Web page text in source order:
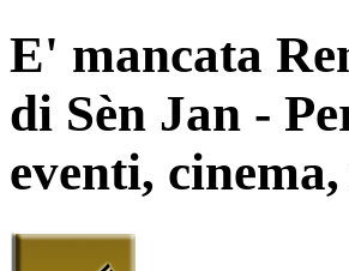
E' mancata
di Sèn Jan -
eventi,